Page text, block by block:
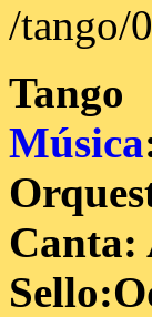
/tango/
Tango
Música
Canta: